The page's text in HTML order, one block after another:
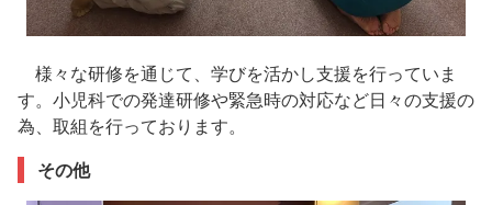
様々な研修を通じて、学びを活かし支援を行っていま
す。小児科での発達研修や緊急時の対応など日々の支援の
為、取組を行っております。
その他